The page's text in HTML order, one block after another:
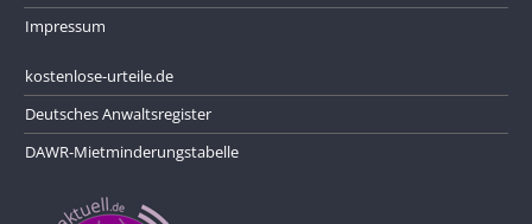
Impressum
kostenlose-urteile.de
Deutsches Anwaltsregister
DAWR-Mietminderungstabelle